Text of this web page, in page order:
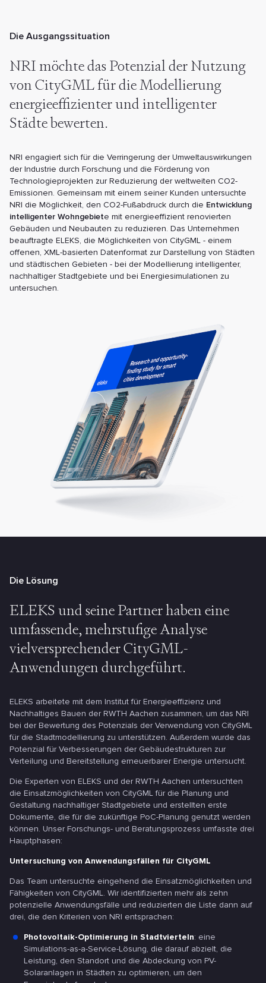
Die Ausgangssituation
NRI möchte das Potenzial der Nutzung
von CityGML für die Modellierung
energieeffizienter und intelligenter
Städte bewerten.
NRI engagiert sich für die Verringerung der Umweltauswirkungen
der Industrie durch Forschung und die Förderung von
Technologieprojekten zur Reduzierung der weltweiten CO2-
Emissionen. Gemeinsam mit einem seiner Kunden untersuchte
NRI die Möglichkeit, den CO2-Fußabdruck durch die Entwicklung
intelligenter Wohngebiete mit energieeffizient renovierten
Gebäuden und Neubauten zu reduzieren. Das Unternehmen
beauftragte ELEKS, die Möglichkeiten von CityGML - einem
offenen, XML-basierten Datenformat zur Darstellung von Städten
und städtischen Gebieten - bei der Modellierung intelligenter,
nachhaltiger Stadtgebiete und bei Energiesimulationen zu
untersuchen.
Die Lösung
ELEKS und seine Partner haben eine
umfassende, mehrstufige Analyse
vielversprechender CityGML-
Anwendungen durchgeführt.
ELEKS arbeitete mit dem Institut für Energieeffizienz und
Nachhaltiges Bauen der RWTH Aachen zusammen, um das NRI
bei der Bewertung des Potenzials der Verwendung von CityGML
für die Stadtmodellierung zu unterstützen. Außerdem wurde das
Potenzial für Verbesserungen der Gebäudestrukturen zur
Verteilung und Bereitstellung erneuerbarer Energie untersucht.
Die Experten von ELEKS und der RWTH Aachen untersuchten
die Einsatzmöglichkeiten von CityGML für die Planung und
Gestaltung nachhaltiger Stadtgebiete und erstellten erste
Dokumente, die für die zukünftige PoC-Planung genutzt werden
können. Unser Forschungs- und Beratungsprozess umfasste drei
Hauptphasen:
Untersuchung von Anwendungsfällen für CityGML
Das Team untersuchte eingehend die Einsatzmöglichkeiten und
Fähigkeiten von CityGML. Wir identifizierten mehr als zehn
potenzielle Anwendungsfälle und reduzierten die Liste dann auf
drei, die den Kriterien von NRI entsprachen:
Photovoltaik-Optimierung in Stadtvierteln: eine
Simulations-as-a-Service-Lösung, die darauf abzielt, die
Leistung, den Standort und die Abdeckung von PV-
Solaranlagen in Städten zu optimieren, um den